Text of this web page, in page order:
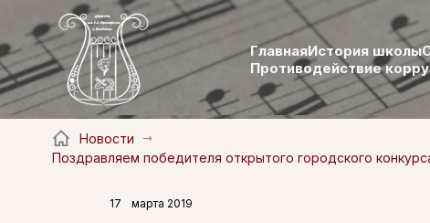
ГлавнаяИстория школы
Противодействие
Новости
Поздравляем победителя открытого городского
17 марта 2019